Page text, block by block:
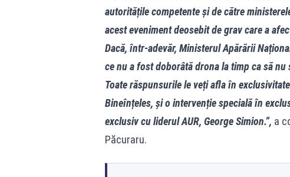
autoritățile competente și de către
acest eveniment deosebit de grav care a
Dacă, într-adevăr, Ministerul Apărării
ce nu a fost doborâtă drona la timp ca să nu
Toate răspunsurile le veți afla în
Bineînțeles, și o intervenție specială în
exclusiv cu liderul AUR, George Simion.”, a
Păcuraru.